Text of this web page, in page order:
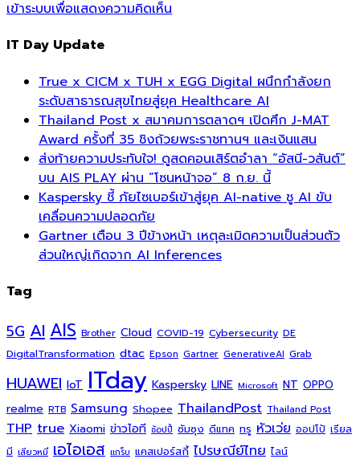
เข้าระบบเพื่อแสดงความคิดเห็น
IT Day Update
True x CICM x TUH x EGG Digital ผนึกกำลังยก
ระดับสาธารณสุขไทยสู่ยุค Healthcare AI
Thailand Post x สมาคมการตลาดฯ เปิดศึก J-MAT
Award ครั้งที่ 35 ชิงถ้วยพระราชทานฯ และเงินแสน
ส่งท้ายความประทับใจ! ดูสดคอนเสิร์ตอำลา “อัสนี-วสันต์”
บน AIS PLAY ผ่าน “โซนหน้าจอ” 8 ก.ย. นี้
Kaspersky ชี้ ภัยไซเบอร์เข้าสู่ยุค AI-native ชู AI ขับ
เคลื่อนความปลอดภัย
Gartner เตือน 3 ปีข้างหน้า เหตุละเมิดความเป็นส่วนตัว
ส่วนใหญ่เกิดจาก AI Inferences
Tag
5G AI AIS Brother Cloud COVID-19 Cybersecurity DE
DigitalTransformation dtac Epson Gartner GenerativeAI Grab
HUAWEI IoT ITday Kaspersky LINE Microsoft NT OPPO
realme RTB Samsung Shopee ThailandPost Thailand Post
THP true Xiaomi ข่าวไอที ช้อปปี้ ซัมซุง ดีแทค ทรู หัวเว่ย ออปโป้ เรียล
มี เสียวหมี่ เอไอเอส แกร็บ แคสเปอร์สกี้ ไปรษณีย์ไทย ไลน์